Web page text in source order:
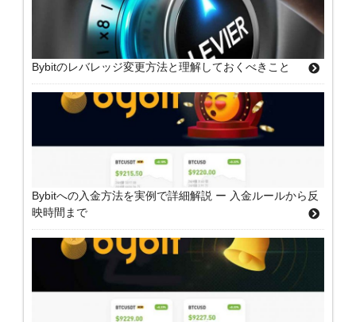
Bybitのレバレッジ変更方法と理解しておくべきこと
Bybitへの入金方法を実例で詳細解説 ー 入金ルールから反
映時間まで